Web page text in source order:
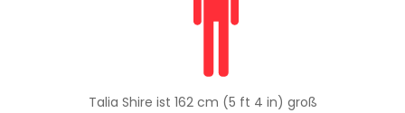
Talia Shire ist 162 cm (5 ft 4 in) groß